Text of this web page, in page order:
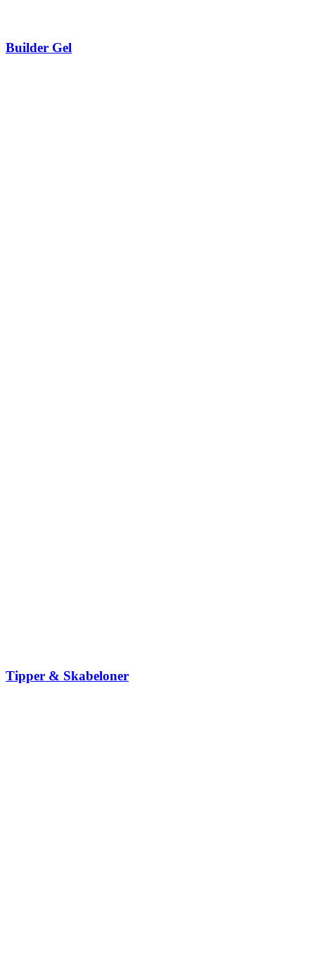
Builder Gel
Tipper & Skabeloner